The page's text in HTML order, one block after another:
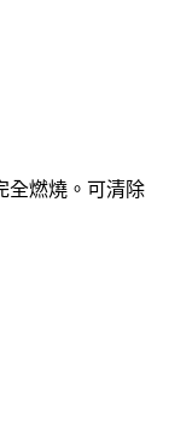
全燃燒。可清除